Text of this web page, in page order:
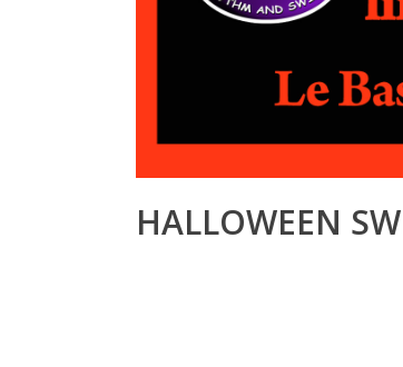
HALLOWEEN